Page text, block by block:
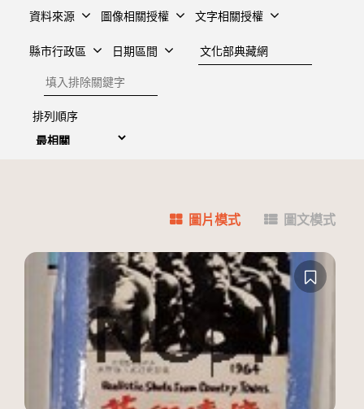
資料來源 圖像相關授權 文字相關授權
縣市行政區 日期區間
建檔單位
排除關鍵字
排列順序
圖片模式 圖文模式